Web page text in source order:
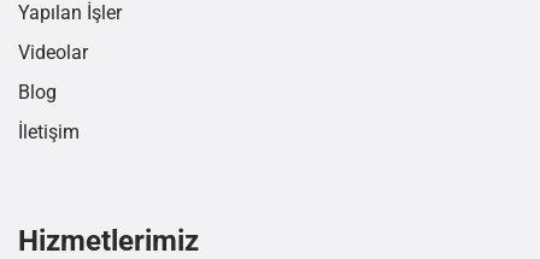
Yapılan İşler
Videolar
Blog
İletişim
Hizmetlerimiz